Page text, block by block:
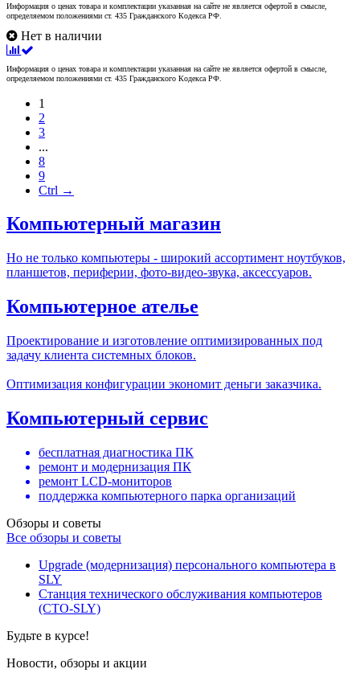
Информация о ценах товара и комплектации указанная на сайте не является офертой в смысле,
определяемом положениями ст. 435 Гражданского Кодекса РФ.
Нет в наличии
Информация о ценах товара и комплектации указанная на сайте не является офертой в смысле,
определяемом положениями ст. 435 Гражданского Кодекса РФ.
1
2
3
...
8
9
Ctrl →
Компьютерный магазин
Но не только компьютеры - широкий ассортимент ноутбуков,
планшетов, периферии, фото-видео-звука, аксессуаров.
Компьютерное ателье
Проектирование и изготовление оптимизированных под
задачу клиента системных блоков.
Оптимизация конфигурации экономит деньги заказчика.
Компьютерный сервис
бесплатная диагностика ПК
ремонт и модернизация ПК
ремонт LCD-мониторов
поддержка компьютерного парка организаций
Обзоры и советы
Все обзоры и советы
Upgrade (модернизация) персонального компьютера в
SLY
Станция технического обслуживания компьютеров
(СТО-SLY)
Будьте в курсе!
Новости, обзоры и акции